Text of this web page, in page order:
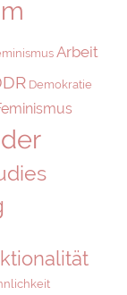
Arbeit
Demokratie